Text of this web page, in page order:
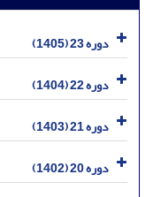
دوره 23 (1405)
دوره 22 (1404)
دوره 21 (1403)
دوره 20 (1402)